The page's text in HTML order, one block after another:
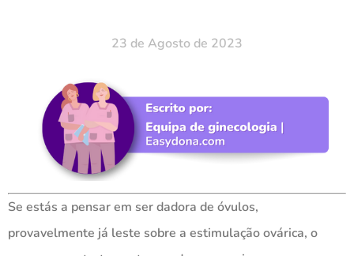
23 de Agosto de 2023
Se estás a pensar em ser dadora de óvulos,
provavelmente já leste sobre a estimulação ovárica, o